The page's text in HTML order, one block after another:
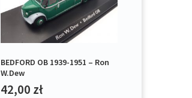
BEDFORD OB 1939-1951 – Ron
W.Dew
42,00 zł